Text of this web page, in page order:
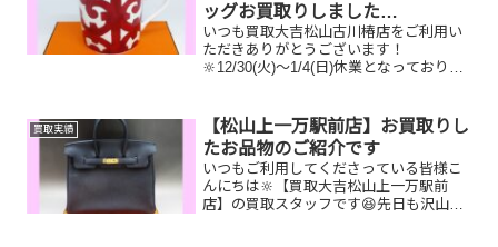
ッグお買取りしました
【12/30(火)～1/4(日)休業です】
いつも買取大吉松山古川椿店をご利用い
ただきありがとうございます！
🔆12/30(火)～1/4(日)休業となっておりま
券/ルイヴィトンスピーディお家で眠って
いるお品物はご...
買取実績
【松山上一万駅前店】お買取りし
たお品物のご紹介です
いつもご利用してくださっている皆様こ
んにちは🔆【買取大吉松山上一万駅前
店】の買取スタッフです😆先日も沢山の